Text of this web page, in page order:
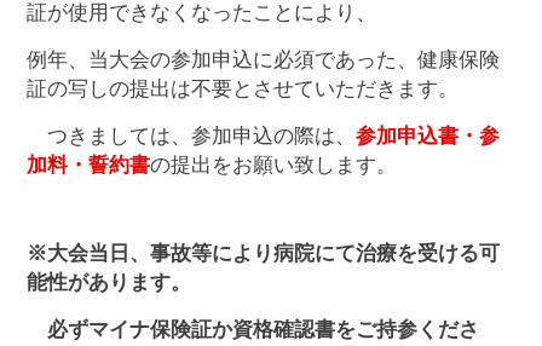
証が使用できなくなったことにより、
例年、当大会の参加申込に必須であった、健康保険
証の写しの提出は不要とさせていただきます。
つきましては、参加申込の際は、参加申込書・参
加料・誓約書の提出をお願い致します。
※大会当日、事故等により病院にて治療を受ける可
能性があります。
必ずマイナ保険証か資格確認書をご持参くださ